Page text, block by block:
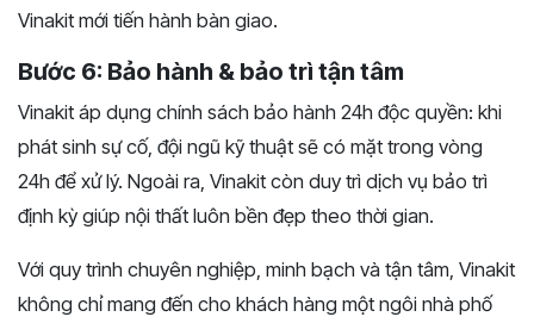
Vinakit mới tiến hành bàn giao.
Bước 6: Bảo hành & bảo trì tận tâm
Vinakit áp dụng chính sách bảo hành 24h độc quyền: khi
phát sinh sự cố, đội ngũ kỹ thuật sẽ có mặt trong vòng
24h để xử lý. Ngoài ra, Vinakit còn duy trì dịch vụ bảo trì
định kỳ giúp nội thất luôn bền đẹp theo thời gian.
Với quy trình chuyên nghiệp, minh bạch và tận tâm, Vinakit
không chỉ mang đến cho khách hàng một ngôi nhà phố